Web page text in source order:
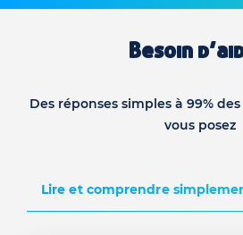
Besoin
Des réponses simples à 99%
vous posez
Lire et comprendre